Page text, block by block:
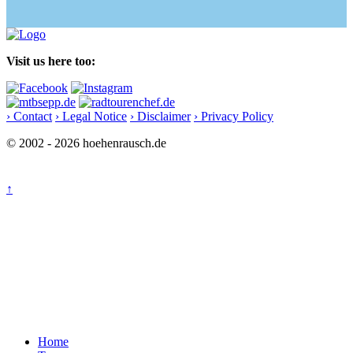
Visit us here too:
› Contact › Legal Notice › Disclaimer › Privacy Policy
© 2002 - 2026 hoehenrausch.de
↑
Home